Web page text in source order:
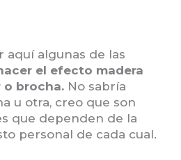
aquí algunas de las
el efecto madera
brocha. No sabría
u otra, creo que son
que dependen de la
personal de cada cual.